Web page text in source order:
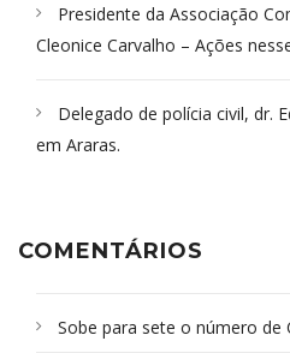
Presidente da Associação
Cleonice Carvalho – Ações
Delegado de polícia civil, dr.
em Araras.
COMENTÁRIOS
Sobe para sete o número